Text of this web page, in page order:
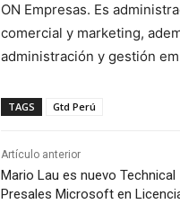
ON Empresas. Es
comercial y marketing,
administración y gestión
TAGS Gtd Perú
Artículo anterior
Mario Lau es nuevo Technical
Presales Microsoft en